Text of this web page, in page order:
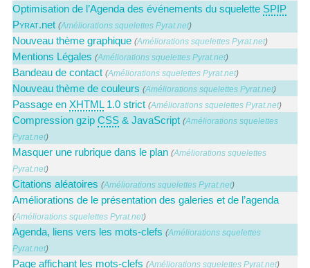
Optimisation de l’Agenda des événements du squelette SPIP
Pyrat.net (Améliorations squelettes Pyrat.net)
Nouveau thème graphique (Améliorations squelettes Pyrat.net)
Mentions Légales (Améliorations squelettes Pyrat.net)
Bandeau de contact (Améliorations squelettes Pyrat.net)
Nouveau thème de couleurs (Améliorations squelettes Pyrat.net)
Passage en XHTML1.0 strict (Améliorations squelettes Pyrat.net)
Compression gzipCSS & JavaScript (Améliorations squelettes
Pyrat.net)
Masquer une rubrique dans le plan (Améliorations squelettes
Pyrat.net)
Citations aléatoires (Améliorations squelettes Pyrat.net)
Améliorations de le présentation des galeries et de l’agenda
(Améliorations squelettes Pyrat.net)
Agenda, liens vers les mots-clefs (Améliorations squelettes
Pyrat.net)
Page affichant les mots-clefs (Améliorations squelettes Pyrat.net)